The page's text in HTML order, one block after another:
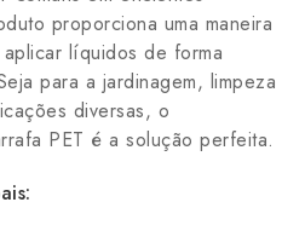
proporciona uma maneira
líquidos de forma
para a jardinagem, limpeza
diversas, o
PET é a solução perfeita.